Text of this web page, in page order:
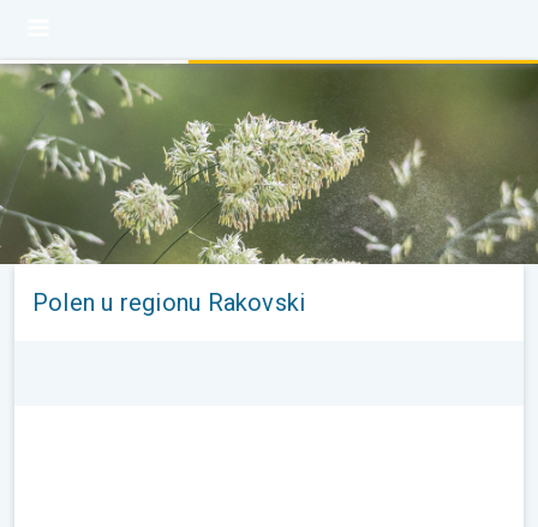
Polen u regionu Rakovski